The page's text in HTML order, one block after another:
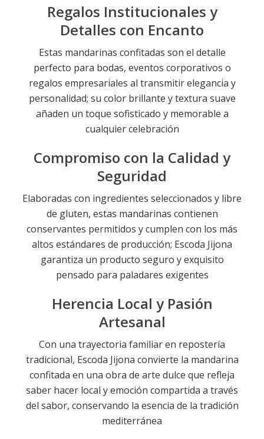
Regalos Institucionales y
Detalles con Encanto
Estas mandarinas confitadas son el detalle
perfecto para bodas, eventos corporativos o
regalos empresariales al transmitir elegancia y
personalidad; su color brillante y textura suave
añaden un toque sofisticado y memorable a
cualquier celebración
Compromiso con la Calidad y
Seguridad
Elaboradas con ingredientes seleccionados y libre
de gluten, estas mandarinas contienen
conservantes permitidos y cumplen con los más
altos estándares de producción; Escoda Jijona
garantiza un producto seguro y exquisito
pensado para paladares exigentes
Herencia Local y Pasión
Artesanal
Con una trayectoria familiar en repostería
tradicional, Escoda Jijona convierte la mandarina
confitada en una obra de arte dulce que refleja
saber hacer local y emoción compartida a través
del sabor, conservando la esencia de la tradición
mediterránea